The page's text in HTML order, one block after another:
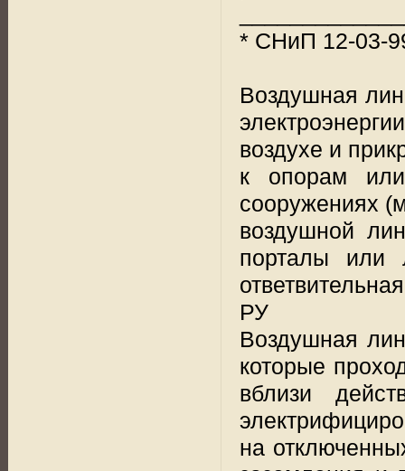
* СНиП 12-03-
Воздушная
воздухе и
к опорам
сооружениях
воздушной
порталы или
РУ
Воздушная
которые
вблизи
на